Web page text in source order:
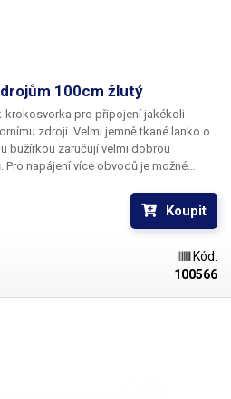
100cm žlutý
krokosvorka pro připojení jakékoli
zdroji. Velmi jemně tkané lanko o
bužírkou zaručují velmi dobrou
napájení více obvodů je možné
pro rozlišení polarity: červená, černá,
Koupit
Kód:
100566